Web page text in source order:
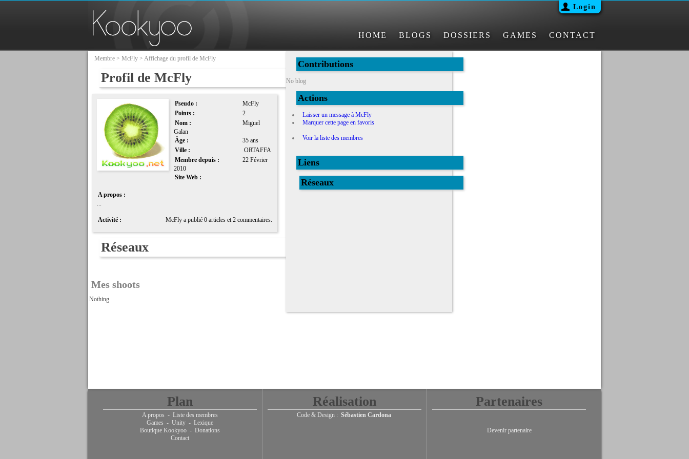
Login
HOME BLOGS DOSSIERS GAMES CONTACT
Membre > McFly > Affichage du profil de McFly
Profil de McFly
Pseudo :
McFly
Points :
2
Nom :
Miguel
Galan
Âge :
35 ans
Ville :
ORTAFFA
Membre depuis :
22 Février
2010
Site Web :
A propos :
...
Activité : McFly a publié 0 articles et 2 commentaires.
Réseaux
Mes shoots
Nothing
Contributions
No blog
Actions
Laisser un message à McFly
Marquer cette page en favoris
Voir la liste des membres
Liens
Réseaux
Plan
A propos - Liste des membres
Games - Unity - Lexique
Boutique Kookyoo - Donations
Contact
Réalisation
Code & Design : Sébastien Cardona
Partenaires
Devenir partenaire